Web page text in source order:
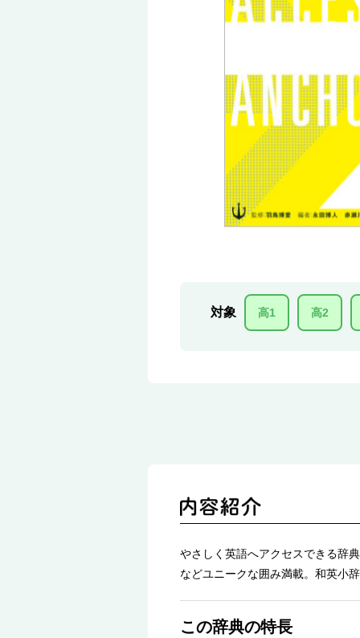
対象 高1 高2
やさしく英語へアクセスできる辞
などユニークな囲み満載。和英小
この辞典の特長